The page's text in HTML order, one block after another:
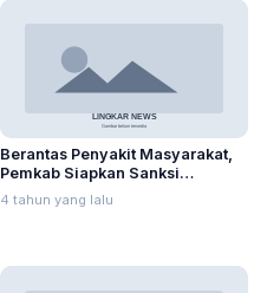
Berantas Penyakit Masyarakat,
Pemkab Siapkan Sanksi
Administratif
4 tahun yang lalu